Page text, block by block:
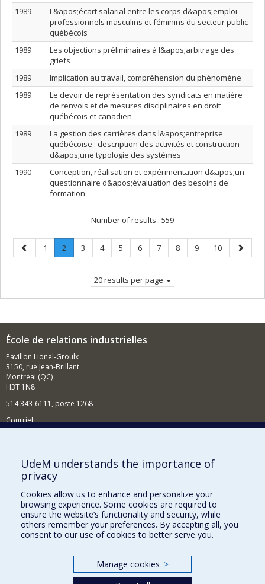
1989
L&apos;écart salarial entre les corps d&apos;emploi
professionnels masculins et féminins du secteur public
québécois
1989
Les objections préliminaires à l&apos;arbitrage des
griefs
1989
Implication au travail, compréhension du phénomène
1989
Le devoir de représentation des syndicats en matière
de renvois et de mesures disciplinaires en droit
québécois et canadien
1989
La gestion des carrières dans l&apos;entreprise
québécoise : description des activités et construction
d&apos;une typologie des systèmes
1990
Conception, réalisation et expérimentation d&apos;un
questionnaire d&apos;évaluation des besoins de
formation
Number of results : 559
Previous
page
Page
1 Page
2
Current
Page
3 Page
4 Page
5 Page
6 Page
7 Page
8 Page
9 Page
10
Next
page
20 results per page
École de relations industrielles
Pavillon Lionel-Groulx
3150, rue Jean-Brillant
Montréal (QC)
H3T 1N8
514 343-6111, poste 1268
Courriel
Comment soutenir l'École?
BESOIN D'AIDE?
Plan du site
Signaler une erreur
Accessibilité
Nos départements et écoles
UdeM understands the importance of
privacy
Cookies allow us to enhance and personalize your
browsing experience. Some cookies are required to
ensure the website’s functionality and security, while
others remember your preferences. By accepting all, you
consent to our use of cookies to better serve you.
Manage cookies >